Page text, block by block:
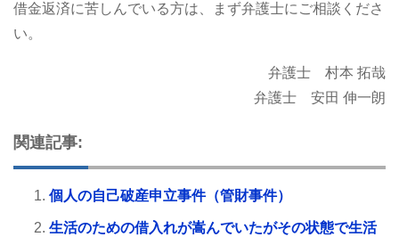
借金返済に苦しんでいる方は、まず弁護士にご相談くださ
い。
弁護士 村本 拓哉
弁護士 安田 伸一朗
関連記事:
個人の自己破産申立事件（管財事件）
生活のための借入れが嵩んでいたがその状態で生活